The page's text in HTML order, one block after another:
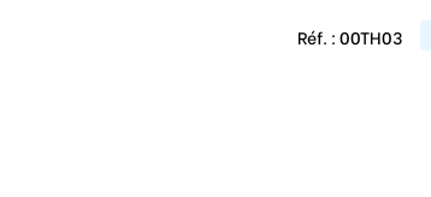
Réf. :00TH03